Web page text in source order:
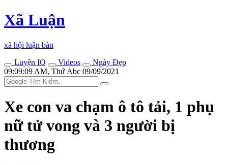
Xã Luận
xã hội luận bàn
Luyện IQ
Videos
Ngày Đẹp
09:09:09 AM, Thứ Abc 09/09/2021
Xe con va chạm ô tô tải, 1 phụ
nữ t‌ử von‌g và 3 người bị
thương